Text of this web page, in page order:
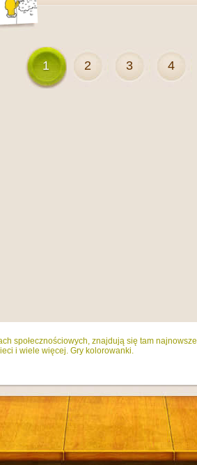
1 2 3 4
społecznościowych, znajdują się tam najnowsze
i wiele więcej. Gry kolorowanki.